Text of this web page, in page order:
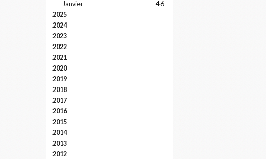
Janvier 46
2025
2024
2023
2022
2021
2020
2019
2018
2017
2016
2015
2014
2013
2012